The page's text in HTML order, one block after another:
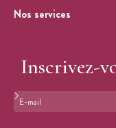
Nos services
Inscrivez-
Format :